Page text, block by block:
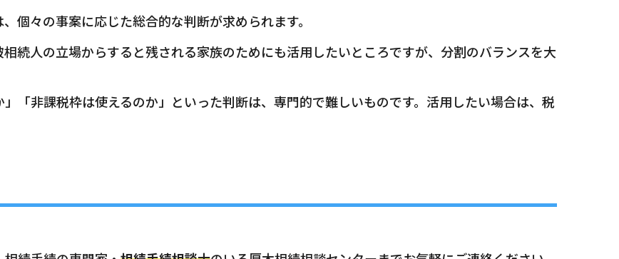
個々の事案に応じた総合的な判断が求められます。
続人の立場からすると残される家族のためにも活用したいところですが、分割のバランスを大
「非課税枠は使えるのか」といった判断は、専門的で難しいものです。活用したい場合は、税